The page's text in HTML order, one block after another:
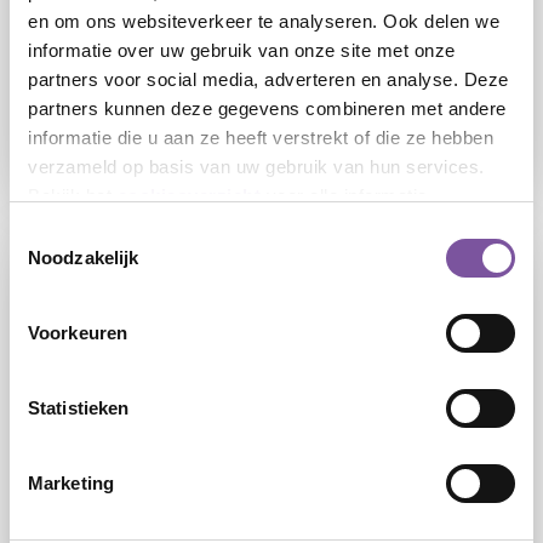
en om ons websiteverkeer te analyseren. Ook delen we
informatie over uw gebruik van onze site met onze
partners voor social media, adverteren en analyse. Deze
partners kunnen deze gegevens combineren met andere
informatie die u aan ze heeft verstrekt of die ze hebben
verzameld op basis van uw gebruik van hun services.
Noodzakelijk
Voorkeuren
Statistieken
Marketing
24-07-2026
Silverein sluit zich aan bij FLAIR: flexibel
werken mét de zekerheid van loondienst
Silverein start pilot met nieuwe functie